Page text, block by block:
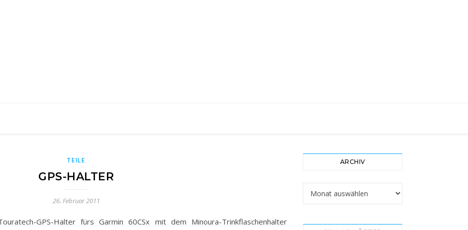
TEILE
GPS-HALTER
26. Februar 2011
GPS-Halter fürs Garmin 60CSx mit dem Minoura-Trinkflaschenhalter
ARCHIV